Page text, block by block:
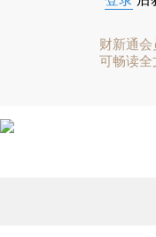
财新通会
可畅读全